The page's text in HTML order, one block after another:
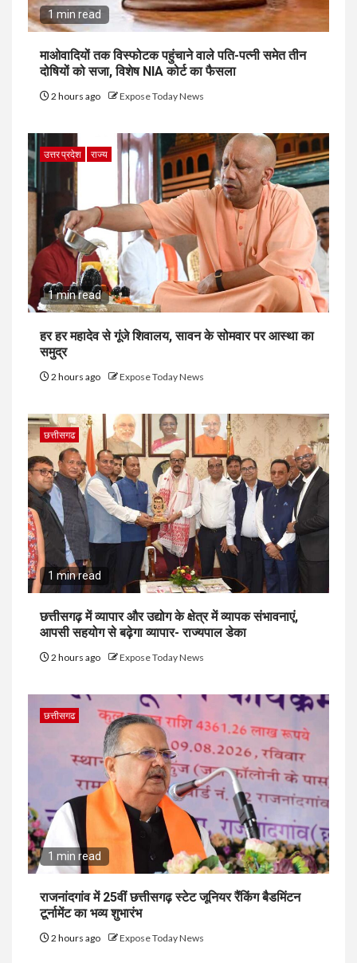
1 min read
माओवादियों तक विस्फोटक पहुंचाने वाले पति-पत्नी समेत तीन
दोषियों को सजा, विशेष NIA कोर्ट का फैसला
2 hours ago Expose Today News
उत्तर प्रदेश राज्य
1 min read
हर हर महादेव से गूंजे शिवालय, सावन के सोमवार पर आस्था का
समुद्र
2 hours ago Expose Today News
छत्तीसगढ
1 min read
छत्तीसगढ़ में व्यापार और उद्योग के क्षेत्र में व्यापक संभावनाएं,
आपसी सहयोग से बढ़ेगा व्यापार- राज्यपाल डेका
2 hours ago Expose Today News
छत्तीसगढ
1 min read
राजनांदगांव में 25वीं छत्तीसगढ़ स्टेट जूनियर रैंकिंग बैडमिंटन
टूर्नामेंट का भव्य शुभारंभ
2 hours ago Expose Today News